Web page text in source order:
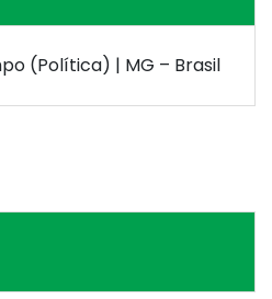
(Política) | MG – Brasil